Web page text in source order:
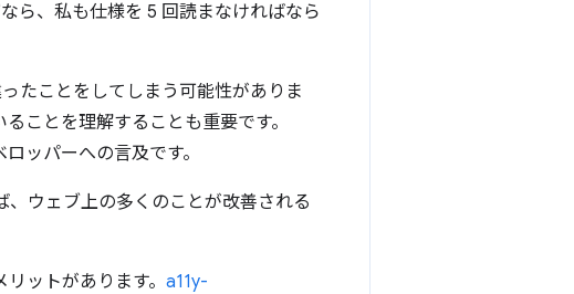
ら、私も仕様を 5 回読まなければなら
たことをしてしまう可能性がありま
ことを理解することも重要です。
ッパーへの言及です。
ウェブ上の多くのことが改善される
ットがあります。 a11y-